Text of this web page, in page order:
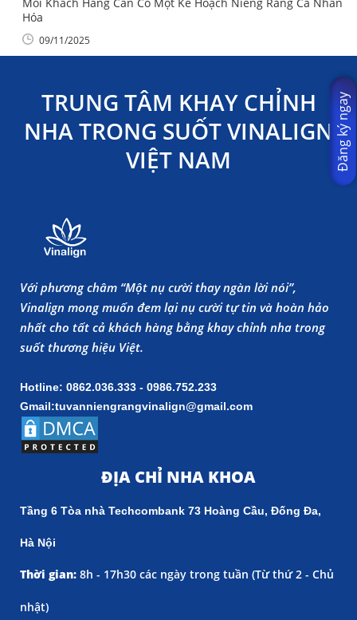
Hóa
09/11/2025
TRUNG TÂM KHAY CHỈNH
NHA TRONG SUỐT VINALIGN
VIỆT NAM
Với phương châm “Một nụ cười thay ngàn lời nói”,
Vinalign mong muốn đem lại nụ cười tự tin và hoàn hảo
nhất cho tất cả khách hàng bằng khay chỉnh nha trong
suốt thương hiệu Việt.
Hotline: 0862.036.333 - 0986.752.233
Gmail:tuvanniengrangvinalign@gmail.com
ĐỊA CHỈ NHA KHOA
Tầng 6 Tòa nhà Techcombank 73 Hoàng Cầu, Đống Đa,
Hà Nội
Thời gian: 8h - 17h30 các ngày trong tuần (Từ thứ 2 - Chủ
nhật)
Đăng ký ngay